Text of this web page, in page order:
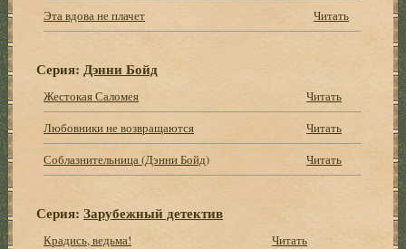
Эта вдова не плачет
Читать
Серия:Дэнни Бойд
Жестокая Саломея
Читать
Любовники не возвращаются
Читать
Соблазнительница (Дэнни Бойд)
Читать
Серия:Зарубежный детектив
Крадись, ведьма! Читать